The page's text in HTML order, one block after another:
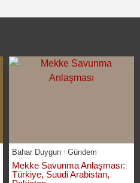
Bahar Duygun Gündem
Mekke Savunma Anlaşması:
Türkiye, Suudi Arabistan,